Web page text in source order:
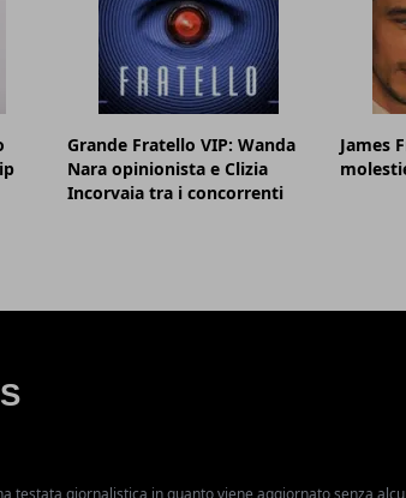
Grande Fratello VIP: Wanda
Nara opinionista e Clizia
Incorvaia tra i concorrenti
James
testata giornalistica in quanto viene aggiornato senza